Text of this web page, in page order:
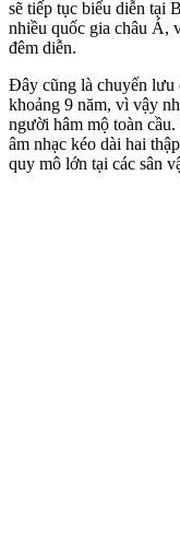
sẽ tiếp tục biểu diễn tại
nhiều quốc gia châu Á,
đêm diễn.
Đây cũng là chuyến lưu
khoảng 9 năm, vì vậy
người hâm mộ toàn
âm nhạc kéo dài hai
quy mô lớn tại các sân